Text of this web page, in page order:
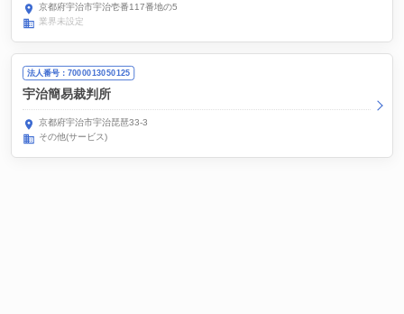
京都府宇治市宇治壱番117番地の5
業界未設定
法人番号：7000013050125
宇治簡易裁判所
京都府宇治市宇治琵琶33-3
その他(サービス)